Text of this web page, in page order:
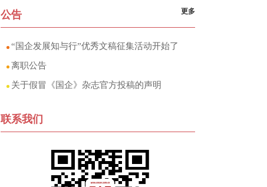
公告 更多
“国企发展知与行”优秀文稿征集活动开始了
离职公告
关于假冒《国企》杂志官方投稿的声明
联系我们